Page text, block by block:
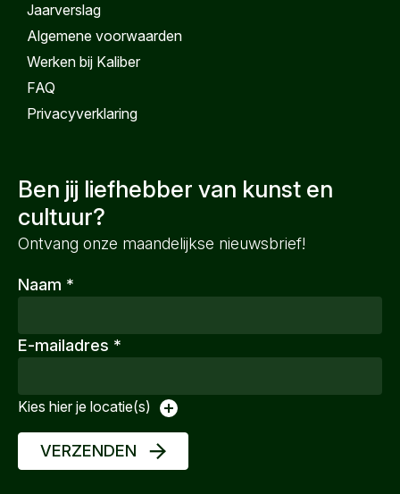
Jaarverslag
Algemene voorwaarden
Werken bij Kaliber
FAQ
Privacyverklaring
Ben jij liefhebber van kunst en
cultuur?
Ontvang onze maandelijkse nieuwsbrief!
Naam *
E-mailadres *
Kies hier je locatie(s)
VERZENDEN